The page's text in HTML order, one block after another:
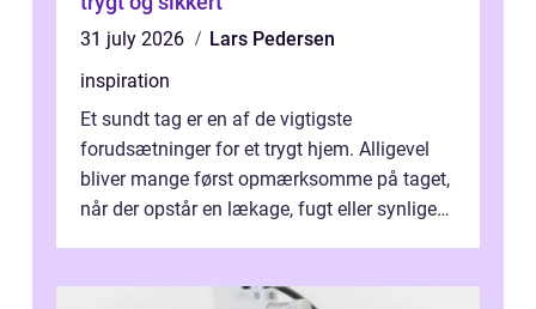
31 july 2026
Lars Pedersen
inspiration
Et sundt tag er en af de vigtigste
forudsætninger for et trygt hjem. Alligevel
bliver mange først opmærksomme på taget,
når der opstår en lækage, fugt eller synlige